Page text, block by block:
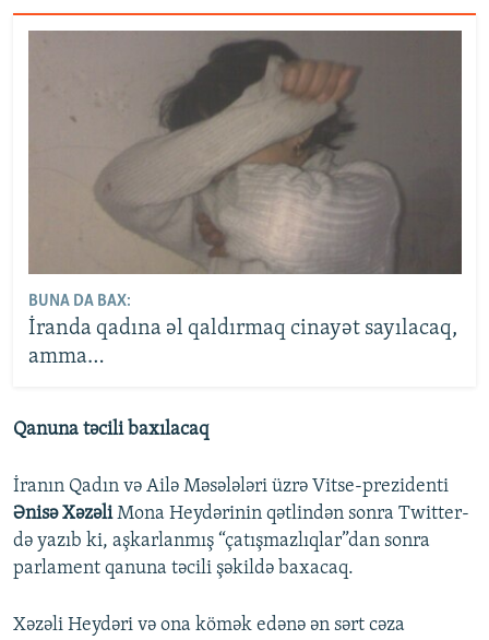
BUNA DA BAX:
İranda qadına əl qaldırmaq cinayət sayılacaq,
amma…
Qanuna təcili baxılacaq
İranın Qadın və Ailə Məsələləri üzrə Vitse-prezidenti
Ənisə XəzəliMona Heydərinin qətlindən sonra Twitter-
də yazıb ki, aşkarlanmış “çatışmazlıqlar”dan sonra
parlament qanuna təcili şəkildə baxacaq.
Xəzəli Heydəri və ona kömək edənə ən sərt cəza